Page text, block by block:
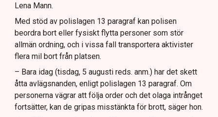
Lena Mann.
Med stöd av polislagen 13 paragraf kan polisen
beordra bort eller fysiskt flytta personer som stör
allmän ordning, och i vissa fall transportera aktivister
flera mil bort från platsen.
– Bara idag (tisdag, 5 augusti reds. anm.) har det skett
åtta avlägsnanden, enligt polislagen 13 paragraf. Om
personerna vägrar att följa order och det olaga intrånget
fortsätter, kan de gripas misstänkta för brott, säger hon.